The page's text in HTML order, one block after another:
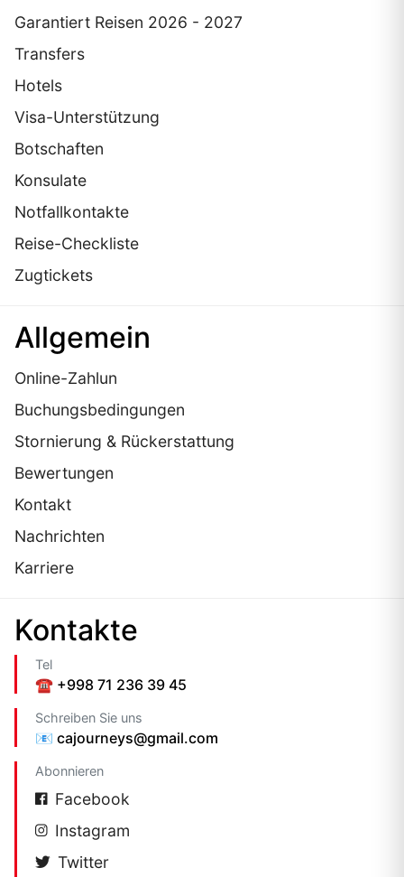
Garantiert Reisen 2026 - 2027
Transfers
Hotels
Visa-Unterstützung
Botschaften
Konsulate
Notfallkontakte
Reise-Checkliste
Zugtickets
Allgemein
Online-Zahlun
Buchungsbedingungen
Stornierung & Rückerstattung
Bewertungen
Kontakt
Nachrichten
Karriere
Kontakte
Tel
☎️ +998 71 236 39 45
Schreiben Sie uns
📧 cajourneys@gmail.com
Abonnieren
Facebook
Instagram
Twitter